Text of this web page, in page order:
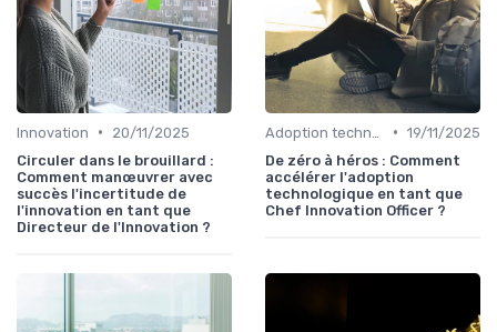
Innovation •
20/11/2025
Circuler dans le brouillard :
Comment manœuvrer avec
succès l'incertitude de
l'innovation en tant que
Directeur de l'Innovation ?
• 19/11/2025
De zéro à héros : Comment
accélérer l'adoption
technologique en tant que
Chef Innovation Officer ?